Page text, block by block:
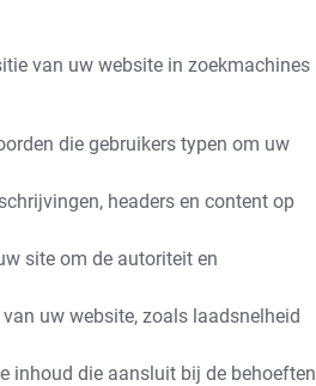
van uw website in zoekmachines
die gebruikers typen om uw
headers en content op
site om de autoriteit en
uw website, zoals laadsnelheid
inhoud die aansluit bij de behoeften